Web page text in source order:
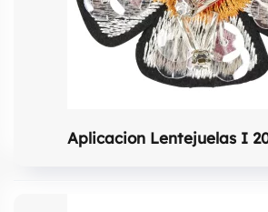
Aplicacion Lentejuelas I